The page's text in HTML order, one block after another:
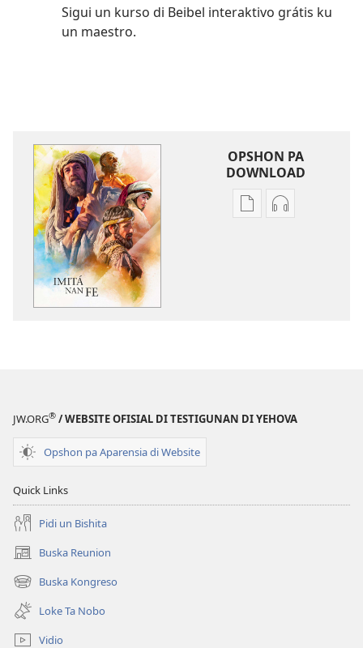
Sigui un kurso di Beibel interaktivo grátis ku
un maestro.
OPSHON PA
DOWNLOAD
OpshonOpshon
JW.ORG® / WEBSITE OFISIAL DI TESTIGUNAN DI YEHOVA
Opshon pa Aparensia di Website
Quick Links
Pidi un Bishita
Buska Reunion
(opens
new
window)
Buska Kongreso
(opens
new
window)
Loke Ta Nobo
Vidio